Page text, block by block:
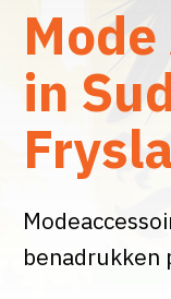
in
benadrukken